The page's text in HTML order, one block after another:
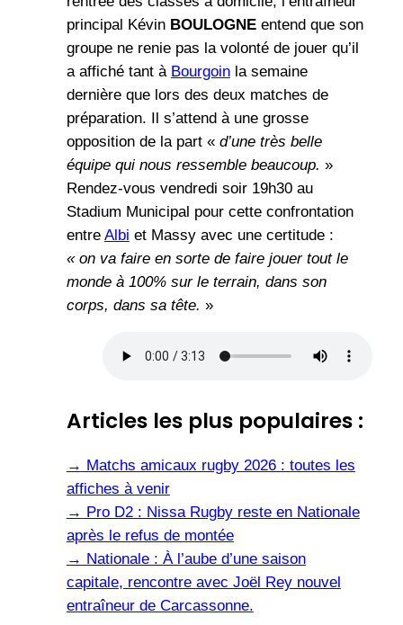
principal Kévin BOULOGNE entend que son
groupe ne renie pas la volonté de jouer qu’il
a affiché tant à Bourgoinla semaine
dernière que lors des deux matches de
préparation. Il s’attend à une grosse
opposition de la part « d’une très belle
équipe qui nous ressemble beaucoup. »
Rendez-vous vendredi soir 19h30 au
Stadium Municipal pour cette confrontation
entre Albi et Massy avec une certitude :
« on va faire en sorte de faire jouer tout le
monde à 100% sur le terrain, dans son
corps, dans sa tête. »
Articles les plus populaires :
→ Matchs amicaux rugby 2026 : toutes les
affiches à venir
→ Pro D2 : Nissa Rugby reste en Nationale
après le refus de montée
→ Nationale : À l’aube d’une saison
capitale, rencontre avec Joël Rey nouvel
entraîneur de Carcassonne.